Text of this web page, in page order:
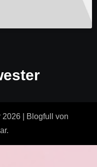
2026 Blogfull
von
.